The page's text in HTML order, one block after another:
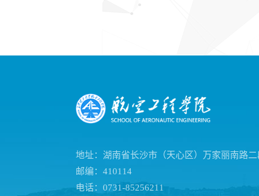
地址：湖南省长沙市（天心区）万家丽南路
邮编：410114
电话：0731-85256211